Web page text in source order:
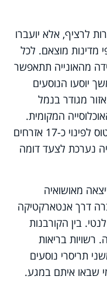
לרציף, אלא יועברו
מדינות מוצאם. לכל
מהאונייה תתאפשר
יוסעו הנוסעים
מגודר בנמל
המקומית.
ארצות הברית כבר אישרה שליחת מטוס לפינוי כ-17 אזרחים
נערכת לצעד דומה
מאושואיה
באפריל, ועברה דרך אנטארקטיקה
בין הקורבנות
רשויות בריאות
תריסרי נוסעים
שבאו איתם במגע.